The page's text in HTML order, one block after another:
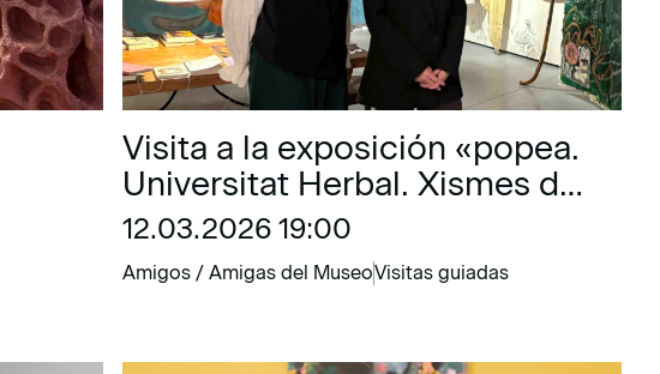
Visita a la exposición «popea.
Universitat Herbal. Xismes de
pintoras»
12.03.2026 19:00
Amigos / Amigas del MuseoVisitas guiadas